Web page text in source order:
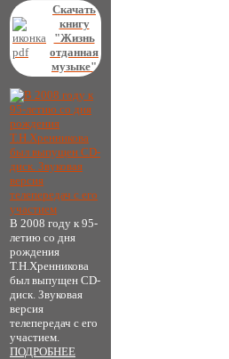
Скачать
книгу
"Жизнь
отданная
музыке"
В 2008 году к 95-
летию со дня
рождения
Т.Н.Хренникова
был выпущен CD-
диск. Звуковая
версия
телепередач с его
участием.
ПОДРОБНЕЕ